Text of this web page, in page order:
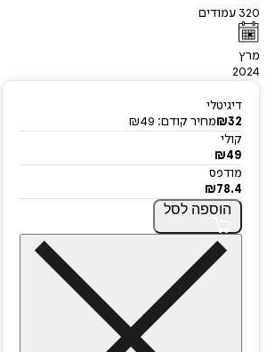
320 עמודים
מרץ
2024
דיגיטלי
₪32 מחיר קודם: ₪49
קולי
₪49
מודפס
₪78.4
הוספה לסל